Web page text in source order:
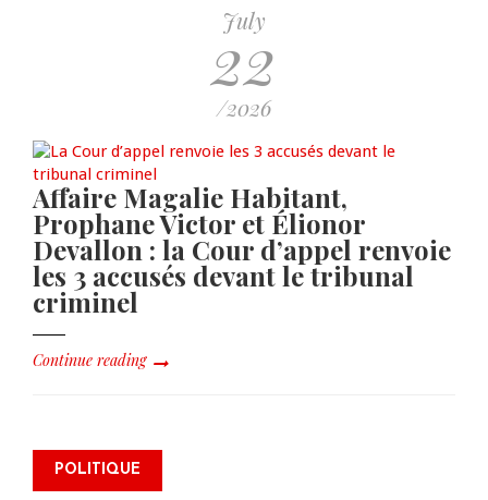
July
22
/2026
Affaire Magalie Habitant,
Prophane Victor et Élionor
Devallon : la Cour d’appel renvoie
les 3 accusés devant le tribunal
criminel
Continue reading
POLITIQUE
mettre Haïti en « mode électoral
» à travers une vaste campagne